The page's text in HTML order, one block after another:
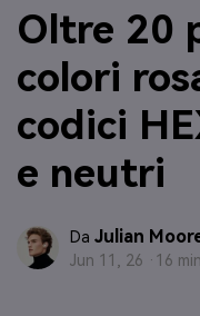
Oltre 20
colori
codici
e neutri
Da Julian
Jun 11, 26 · 16